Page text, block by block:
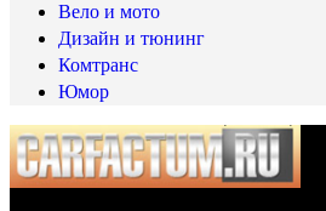
Вело и мото
Дизайн и тюнинг
Комтранс
Юмор